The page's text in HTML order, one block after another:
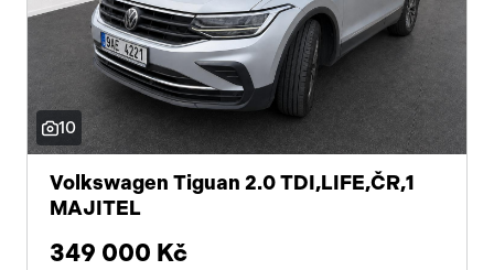
10
Volkswagen Tiguan 2.0 TDI,LIFE,ČR,1
MAJITEL
349 000 Kč